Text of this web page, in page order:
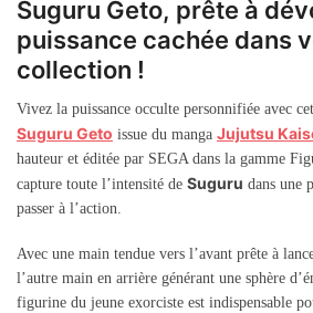
Suguru Geto, prête à
puissance cachée dans
collection !
Vivez la puissance occulte personnifiée avec
Suguru Geto issue du manga Jujutsu
hauteur et éditée par SEGA dans la gamme
capture toute l’intensité de Suguru dans une
passer à l’action.
Avec une main tendue vers l’avant prête à
l’autre main en arrière générant une sphère
figurine du jeune exorciste est indispensable